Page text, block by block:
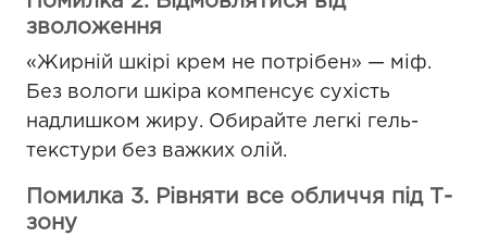
зволоження
«Жирній шкірі крем не потрібен» — міф.
Без вологи шкіра компенсує сухість
надлишком жиру. Обирайте легкі гель-
текстури без важких олій.
Помилка 3. Рівняти все обличчя під Т-
зону